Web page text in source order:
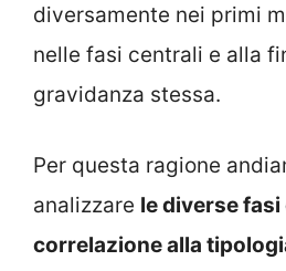
diversamente nei primi
nelle fasi centrali e alla
gravidanza stessa.
Per questa ragione
analizzare le diverse
correlazione alla